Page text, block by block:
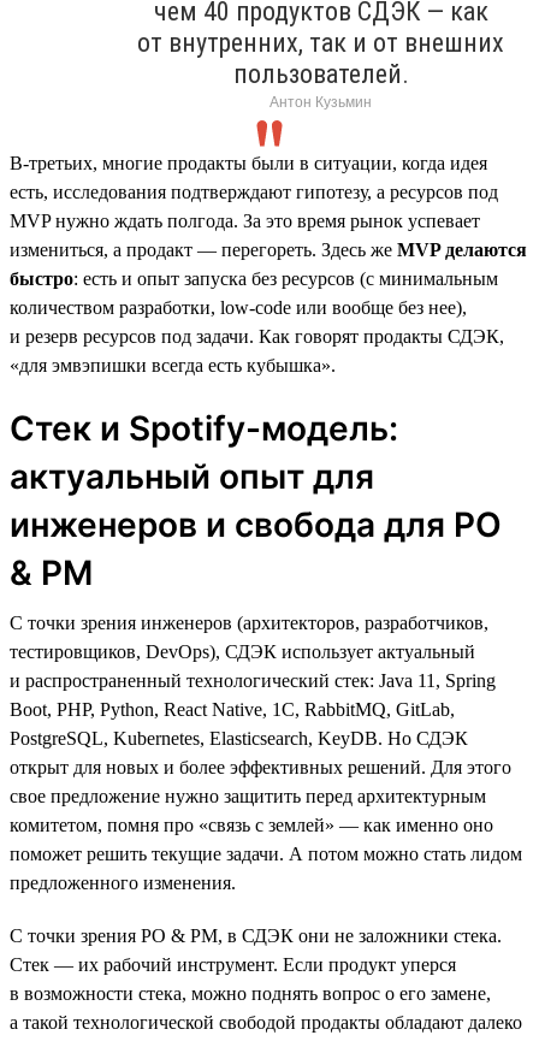
чем 40 продуктов СДЭК — как
от внутренних, так и от внешних
пользователей.
Антон Кузьмин
В-третьих, многие продакты были в ситуации, когда идея
есть, исследования подтверждают гипотезу, а ресурсов под
MVP нужно ждать полгода. За это время рынок успевает
измениться, а продакт — перегореть. Здесь же MVP делаются
быстро: есть и опыт запуска без ресурсов (с минимальным
количеством разработки, low-code или вообще без нее),
и резерв ресурсов под задачи. Как говорят продакты СДЭК,
«для эмвэпишки всегда есть кубышка».
Стек и Spotify-модель:
актуальный опыт для
инженеров и свобода для PO
& PM
С точки зрения инженеров (архитекторов, разработчиков,
тестировщиков, DevOps), СДЭК использует актуальный
и распространенный технологический стек: Java 11, Spring
Boot, PHP, Python, React Native, 1C, RabbitMQ, GitLab,
PostgreSQL, Kubernetes, Elasticsearch, KeyDB. Но СДЭК
открыт для новых и более эффективных решений. Для этого
свое предложение нужно защитить перед архитектурным
комитетом, помня про «связь с землей» — как именно оно
поможет решить текущие задачи. А потом можно стать лидом
предложенного изменения.
С точки зрения PO & PM, в СДЭК они не заложники стека.
Стек — их рабочий инструмент. Если продукт уперся
в возможности стека, можно поднять вопрос о его замене,
а такой технологической свободой продакты обладают далеко